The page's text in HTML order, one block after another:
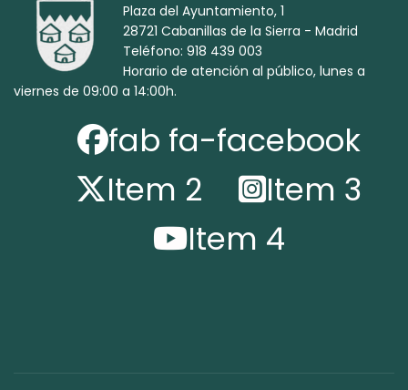
Plaza del Ayuntamiento, 1
28721 Cabanillas de la Sierra - Madrid
Teléfono: 918 439 003
Horario de atención al público, lunes a
viernes de 09:00 a 14:00h.
fab fa-facebook
Item 2
Item 3
Item 4